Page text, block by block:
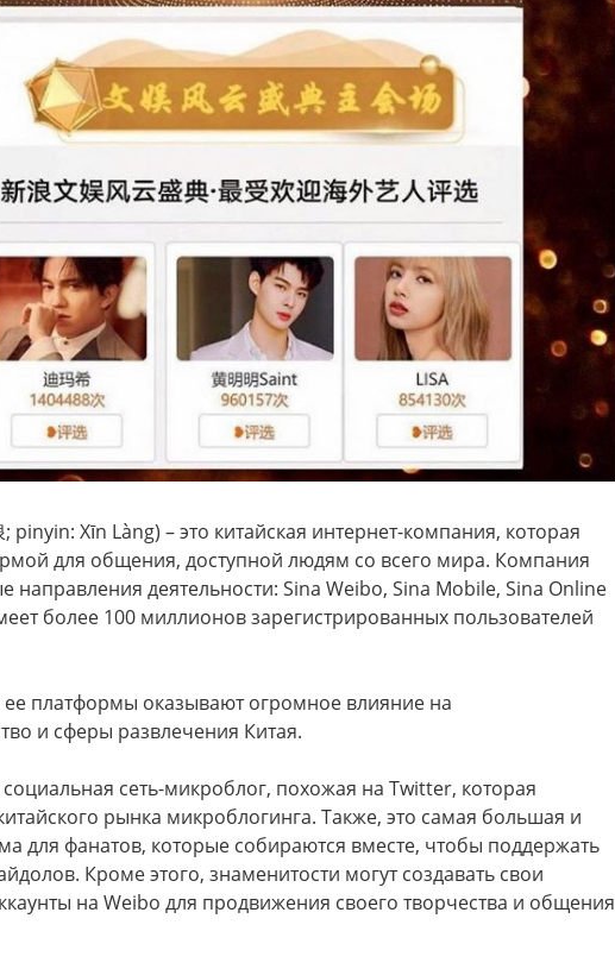
; pinyin: Xīn Làng) – это китайская интернет-компания, которая
для общения, доступной людям со всего мира. Компания
направления деятельности: Sina Weibo, Sina Mobile, Sina Online
более 100 миллионов зарегистрированных пользователей
платформы оказывают огромное влияние на
и сферы развлечения Китая.
социальная сеть-микроблог, похожая на Twitter, которая
рынка микроблогинга. Также, это самая большая и
для фанатов, которые собираются вместе, чтобы поддержать
Кроме этого, знаменитости могут создавать свои
на Weibo для продвижения своего творчества и общения